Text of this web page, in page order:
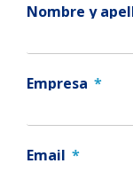
Nombre y
Empresa
Email